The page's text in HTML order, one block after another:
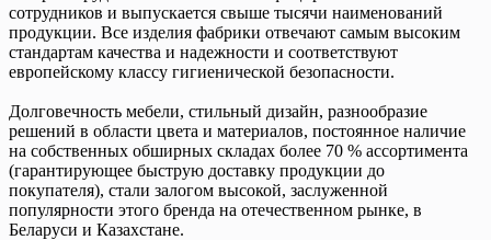
сотрудников и выпускается свыше тысячи наименований
продукции. Все изделия фабрики отвечают самым высоким
стандартам качества и надежности и соответствуют
европейскому классу гигиенической безопасности.
Долговечность мебели, стильный дизайн, разнообразие
решений в области цвета и материалов, постоянное наличие
на собственных обширных складах более 70 % ассортимента
(гарантирующее быструю доставку продукции до
покупателя), стали залогом высокой, заслуженной
популярности этого бренда на отечественном рынке, в
Беларуси и Казахстане.